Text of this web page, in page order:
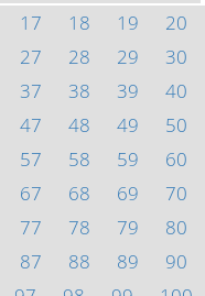
17 18 19
20
27 28 29
30
37 38 39
40
47 48 49
50
57 58 59
60
67 68 69
70
77 78 79
80
87 88 89
90